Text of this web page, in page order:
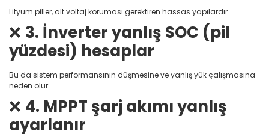
Lityum piller, alt voltaj koruması gerektiren hassas yapılardır.
❌ 3. İnverter yanlış SOC (pil
yüzdesi) hesaplar
Bu da sistem performansının düşmesine ve yanlış yük çalışmasına
neden olur.
❌ 4. MPPT şarj akımı yanlış
ayarlanır